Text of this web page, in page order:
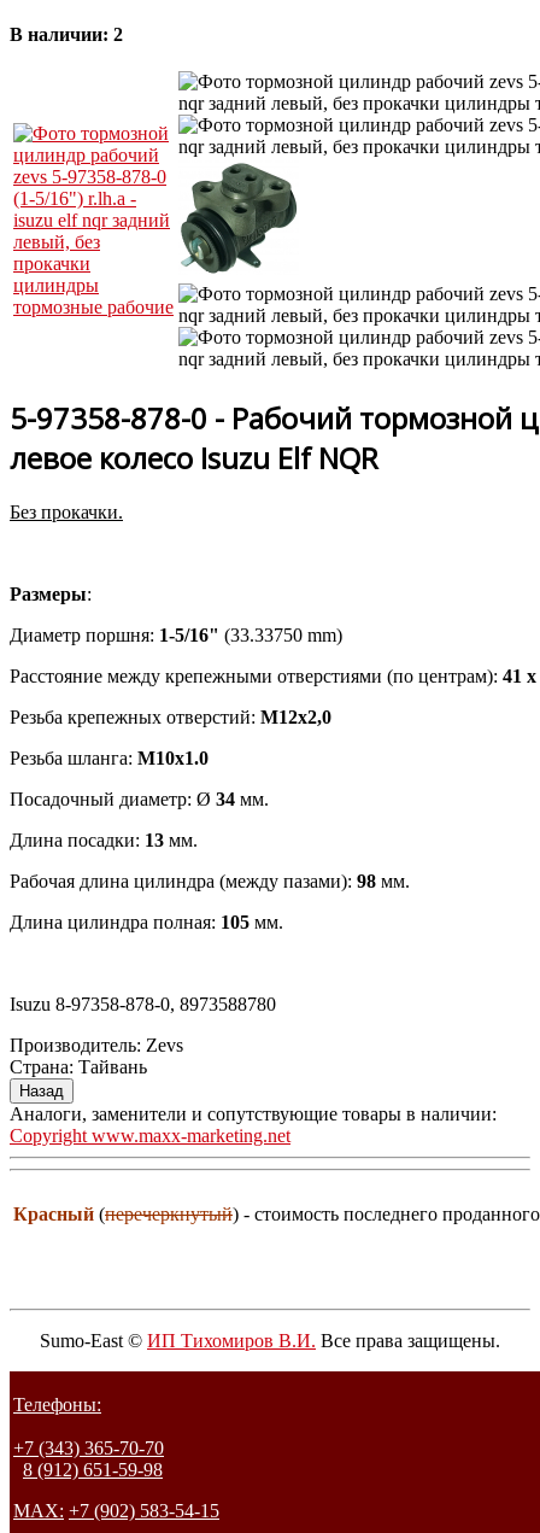
В наличии: 2
5-97358-878-0 - Рабочий тормозной
левое колесо Isuzu Elf NQR
Без прокачки.
Размеры:
Диаметр поршня: 1-5/16" (33.33750 mm)
Расстояние между крепежными отверстиями (по центрам): 41 x
Резьба крепежных отверстий: М12х2,0
Резьба шланга: M10x1.0
Посадочный диаметр: Ø 34 мм.
Длина посадки: 13 мм.
Рабочая длина цилиндра (между пазами): 98 мм.
Длина цилиндра полная: 105 мм.
Isuzu 8-97358-878-0, 8973588780
Производитель: Zevs
Страна: Тайвань
Аналоги, заменители и сопутствующие товары в наличии:
Copyright www.maxx-marketing.net
Красный (перечеркнутый) - стоимость последнего
Sumo-East © ИП Тихомиров В.И. Все права защищены.
Телефоны:
+7 (343) 365-70-70
8 (912) 651-59-98
MAX: +7 (902) 583-54-15